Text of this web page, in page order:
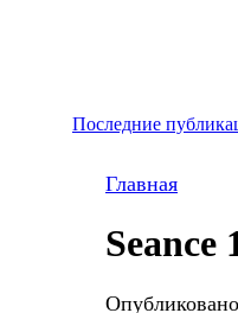
Последние
Главная
Seance